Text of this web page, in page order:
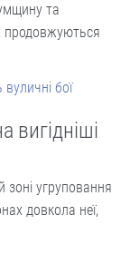
та
продовжуються
бої
вигідніші
угруповання
довкола неї,